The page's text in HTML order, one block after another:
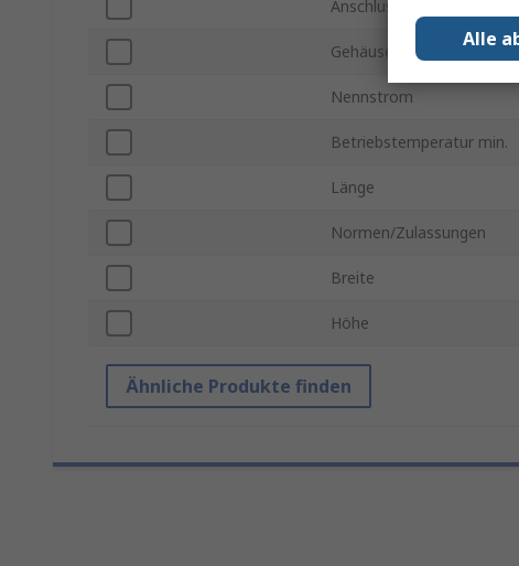
Anschlusstyp
Gehäuse-/
Nennstrom
Betriebstemperatur min.
Länge
Normen/Zulassungen
Breite
Höhe
Ähnliche Produkte finden
Alle